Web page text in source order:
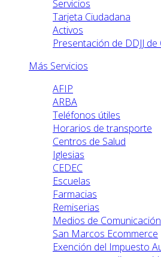
Servicios
Tarjeta Ciudadana
Activos
Presentación de DDJJ
Más Servicios
AFIP
ARBA
Teléfonos útiles
Horarios de transporte
Centros de Salud
Iglesias
CEDEC
Escuelas
Farmacias
Remiserias
Medios de Comunicación
San Marcos Ecommerce
Exención del Impuesto